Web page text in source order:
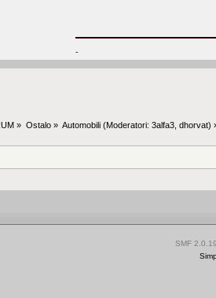
-
» Ostalo» Automobili(Moderatori: 3alfa3, dhorvat)
SMF